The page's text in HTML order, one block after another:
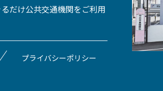
だけ公共交通機関をご利用
プライバシーポリシー